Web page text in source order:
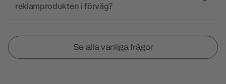
reklamprodukten i förväg?
Se alla vanliga frågor